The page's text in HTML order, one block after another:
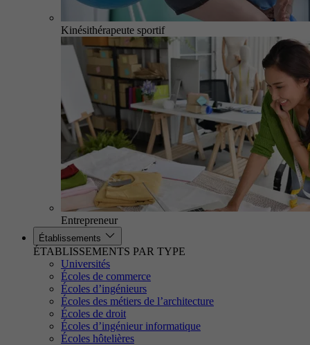
Kinésithérapeute sportif
Entrepreneur
Établissements
ÉTABLISSEMENTS PAR TYPE
Universités
Écoles de commerce
Écoles d’ingénieurs
Écoles des métiers de l’architecture
Écoles de droit
Écoles d’ingénieur informatique
Écoles hôtelières